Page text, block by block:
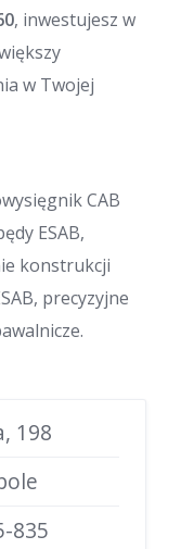
, inwestujesz w
w Twojej
CAB
ESAB,
konstrukcji
precyzyjne
198
835